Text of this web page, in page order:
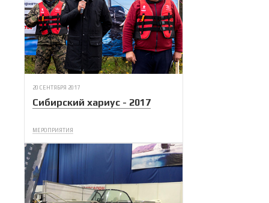
20 СЕНТЯБРЯ 2017
Сибирский хариус - 2017
МЕРОПРИЯТИЯ